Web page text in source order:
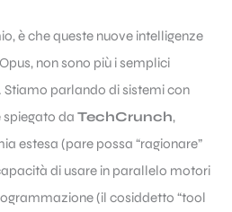
è che queste nuove intelligenze
non sono più i semplici
parlando di sistemi con
spiegato da TechCrunch,
estesa (pare possa “ragionare”
di usare in parallelo motori
(il cosiddetto “tool